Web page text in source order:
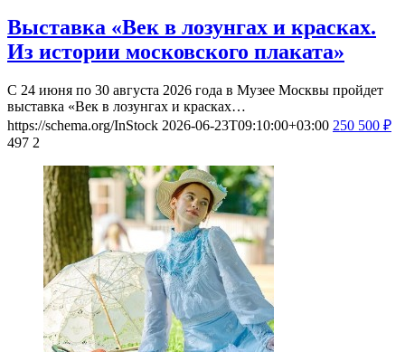
Выставка «Век в лозунгах и красках.
Из истории московского плаката»
С 24 июня по 30 августа 2026 года в Музее Москвы пройдет
выставка «Век в лозунгах и красках…
https://schema.org/InStock 2026-06-23T09:10:00+03:00 250 500 ₽
497 2